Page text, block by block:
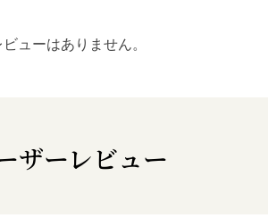
ビューはありません。
ザーレビュー